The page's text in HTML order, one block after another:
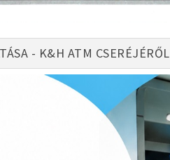
- K&H ATM CSERÉJÉRŐL